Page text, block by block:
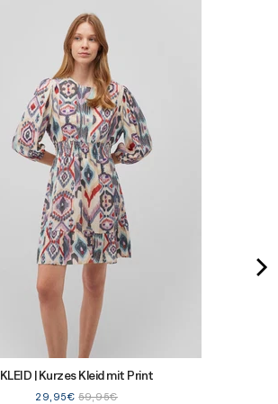
KLEID | Kurzes Kleid mit Print
Sale
29,95€ Original
59,95€